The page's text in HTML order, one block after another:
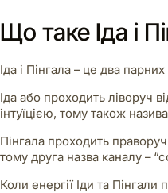
Що таке Іда і
Іда і Пінгала – це два
Іда або проходить ліворуч
інтуїцією, тому також
Пінгала проходить
тому друга назва каналу –
Коли енергії Іди та